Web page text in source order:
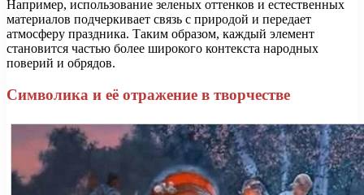
Например, использование зеленых оттенков и естественных
материалов подчеркивает связь с природой и передает
атмосферу праздника. Таким образом, каждый элемент
становится частью более широкого контекста народных
поверий и обрядов.
Символика и её отражение в творчестве